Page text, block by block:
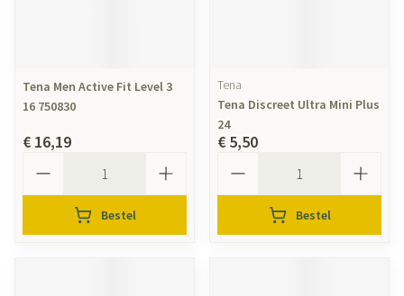
Tena Men Active Fit Level 3
16 750830
€ 16,19
Bestel
Tena
Tena Discreet Ultra Mini Plus
24
€ 5,50
Bestel